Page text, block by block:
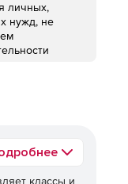
личных,
нужд, не
классы и